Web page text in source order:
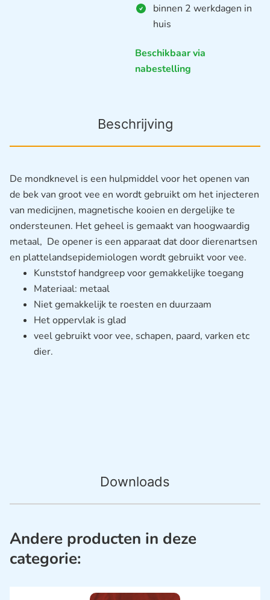
binnen 2 werkdagen in
huis
Beschikbaar via
nabestelling
Beschrijving
Downloads
De mondknevel is een hulpmiddel voor het openen van
de bek van groot vee en wordt gebruikt om het injecteren
van medicijnen, magnetische kooien en dergelijke te
ondersteunen. Het geheel is gemaakt van hoogwaardig
metaal, De opener is een apparaat dat door dierenartsen
en plattelandsepidemiologen wordt gebruikt voor vee.
Kunststof handgreep voor gemakkelijke toegang
Materiaal: metaal
Niet gemakkelijk te roesten en duurzaam
Het oppervlak is glad
veel gebruikt voor vee, schapen, paard, varken etc
dier.
Andere producten in deze
categorie: